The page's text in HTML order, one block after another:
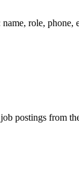
role, phone,
postings from